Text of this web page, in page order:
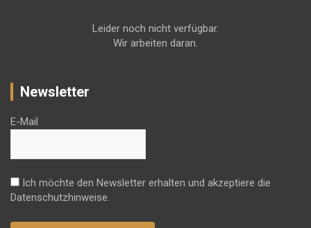
Leider noch nicht verfügbar.
Wir arbeiten daran.
Newsletter
E-Mail
Ich möchte den Newsletter erhalten und akzeptiere die
Datenschutzhinweise.